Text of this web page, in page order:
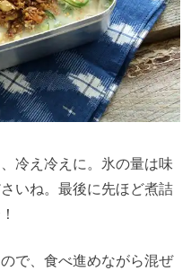
冷え冷えに。氷の量は味
いね。最後に先ほど煮詰
で、食べ進めながら混ぜ